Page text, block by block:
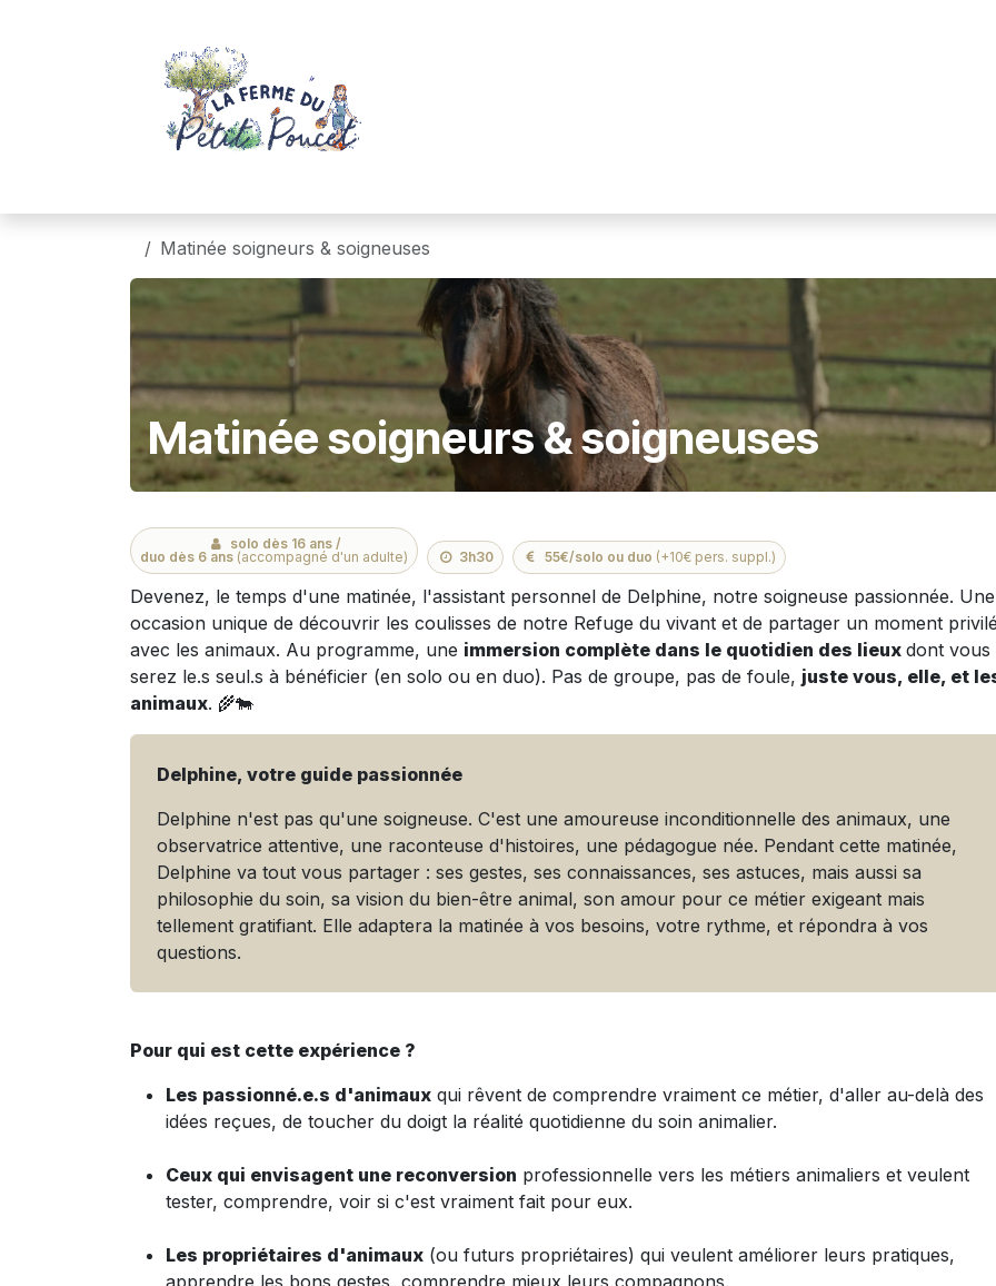
Matinée soigneurs & soigneuses
Matinée soigneurs & soigneuses
solo dès 16 ans /
duo dès 6 ans (accompagné d'un adulte) 3h30 55€/solo ou duo (+10€ pers. suppl.)
Devenez, le temps d'une matinée, l'assistant personnel de Delphine, notre soigneuse passionnée. Une
occasion unique de découvrir les coulisses de notre Refuge du vivant et de partager un moment
avec les animaux. Au programme, une immersion complète dans le quotidien des lieux dont vous
serez le.s seul.s à bénéficier (en solo ou en duo). Pas de groupe, pas de foule, juste vous, elle, et
animaux. 🌾🐄
Delphine, votre guide passionnée
Delphine n'est pas qu'une soigneuse. C'est une amoureuse inconditionnelle des animaux, une
observatrice attentive, une raconteuse d'histoires, une pédagogue née. Pendant cette matinée,
Delphine va tout vous partager : ses gestes, ses connaissances, ses astuces, mais aussi sa
philosophie du soin, sa vision du bien-être animal, son amour pour ce métier exigeant mais
tellement gratifiant. Elle adaptera la matinée à vos besoins, votre rythme, et répondra à vos
questions.
Pour qui est cette expérience ?
Les passionné.e.s d'animaux qui rêvent de comprendre vraiment ce métier, d'aller au-delà des
idées reçues, de toucher du doigt la réalité quotidienne du soin animalier.
Ceux qui envisagent une reconversion professionnelle vers les métiers animaliers et veulent
tester, comprendre, voir si c'est vraiment fait pour eux.
Les propriétaires d'animaux (ou futurs propriétaires) qui veulent améliorer leurs pratiques,
apprendre les bons gestes, comprendre mieux leurs compagnons.